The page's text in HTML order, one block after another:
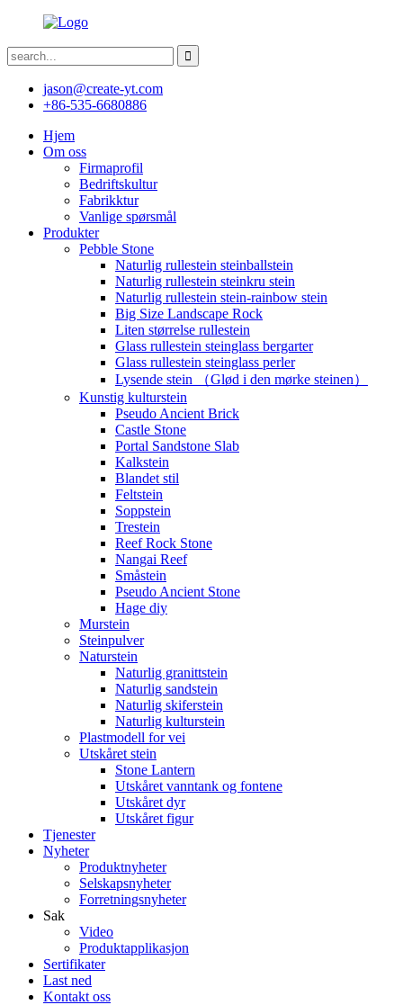
jason@create-yt.com
+86-535-6680886
Hjem
Om oss
Firmaprofil
Bedriftskultur
Fabrikktur
Vanlige spørsmål
Produkter
Pebble Stone
Naturlig rullestein steinballstein
Naturlig rullestein steinkru stein
Naturlig rullestein stein-rainbow stein
Big Size Landscape Rock
Liten størrelse rullestein
Glass rullestein steinglass bergarter
Glass rullestein steinglass perler
Lysende stein （Glød i den mørke steinen）
Kunstig kulturstein
Pseudo Ancient Brick
Castle Stone
Portal Sandstone Slab
Kalkstein
Blandet stil
Feltstein
Soppstein
Trestein
Reef Rock Stone
Nangai Reef
Småstein
Pseudo Ancient Stone
Hage diy
Murstein
Steinpulver
Naturstein
Naturlig granittstein
Naturlig sandstein
Naturlig skiferstein
Naturlig kulturstein
Plastmodell for vei
Utskåret stein
Stone Lantern
Utskåret vanntank og fontene
Utskåret dyr
Utskåret figur
Tjenester
Nyheter
Produktnyheter
Selskapsnyheter
Forretningsnyheter
Sak
Video
Produktapplikasjon
Sertifikater
Last ned
Kontakt oss